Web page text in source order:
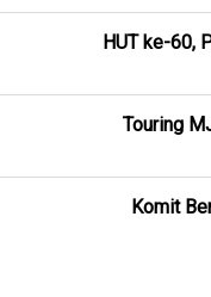
HUT ke-60,
Touring
Komit